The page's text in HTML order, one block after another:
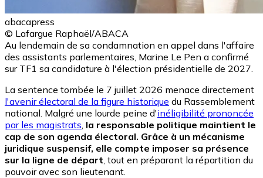
abacapress
© Lafargue Raphaël/ABACA
Au lendemain de sa condamnation en appel dans l'affaire
des assistants parlementaires, Marine Le Pen a confirmé
sur TF1 sa candidature à l'élection présidentielle de 2027.
La sentence tombée le 7 juillet 2026 menace directement
l'avenir électoral de la figure historique du Rassemblement
national. Malgré une lourde peine d'inéligibilité prononcée
par les magistrats la responsable politique maintient le
cap de son agenda électoral. Grâce à un mécanisme
juridique suspensif, elle compte imposer sa présence
sur la ligne de départ , tout en préparant la répartition du
pouvoir avec son lieutenant.